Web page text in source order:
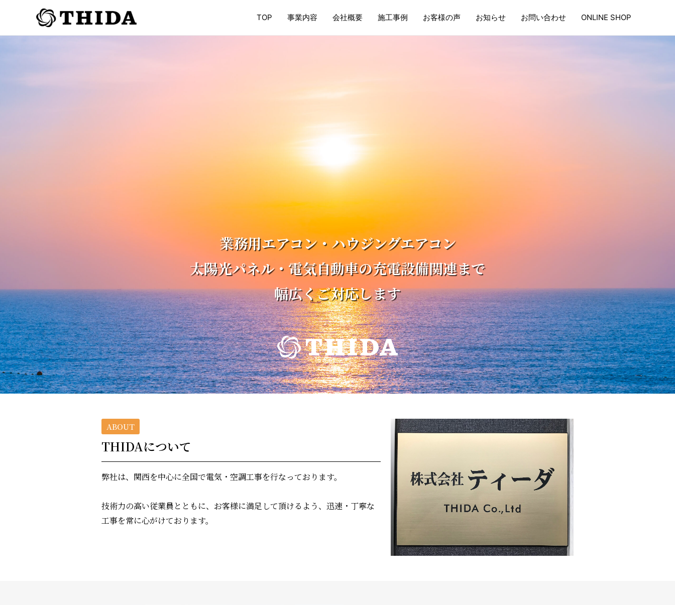
TOP 事業内容 会社概要 施工事例 お客様の声 お知らせ お問い合わせ ONLINE SHOP
業務用エアコン・ハウジングエアコン
太陽光パネル・電気自動車の充電設備関連まで
幅広くご対応します
ABOUT
THIDAについて
弊社は、関西を中心に全国で電気・空調工事を行なっております。
技術力の高い従業員とともに、お客様に満足して頂けるよう、迅速・丁寧な
工事を常に心がけております。